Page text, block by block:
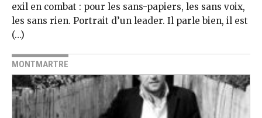
exil en combat : pour les sans-papiers, les sans voix,
les sans rien. Portrait d’un leader. Il parle bien, il est
(…)
MONTMARTRE